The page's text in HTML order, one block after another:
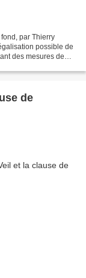
par Thierry
possible de
des mesures de
de